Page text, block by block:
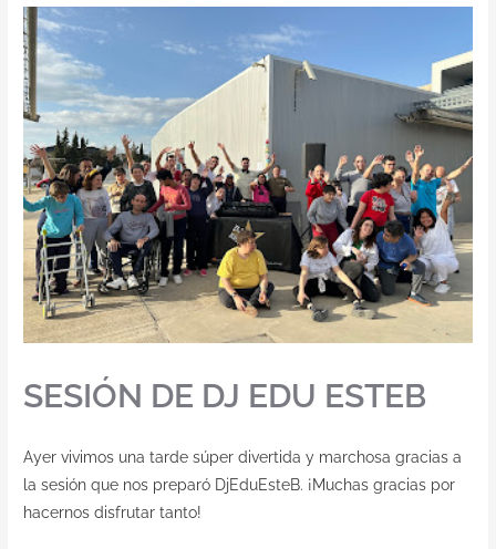
SESIÓN DE DJ EDU ESTEB
Ayer vivimos una tarde súper divertida y marchosa gracias a
la sesión que nos preparó DjEduEsteB. ¡Muchas gracias por
hacernos disfrutar tanto!